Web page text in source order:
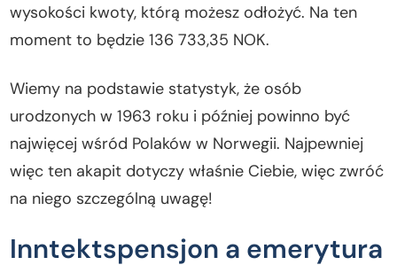
wysokości kwoty, którą możesz odłożyć. Na ten
moment to będzie 136 733,35 NOK.
Wiemy na podstawie statystyk, że osób
urodzonych w 1963 roku i później powinno być
najwięcej wśród Polaków w Norwegii. Najpewniej
więc ten akapit dotyczy właśnie Ciebie, więc zwróć
na niego szczególną uwagę!
Inntektspensjon a emerytura